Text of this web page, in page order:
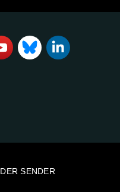
DER SENDER